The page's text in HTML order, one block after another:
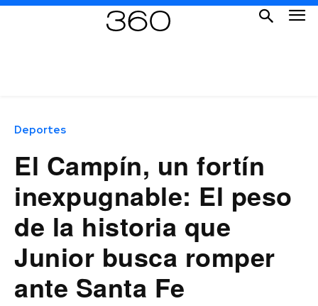
Deportes
El Campín, un fortín
inexpugnable: El peso
de la historia que
Junior busca romper
ante Santa Fe